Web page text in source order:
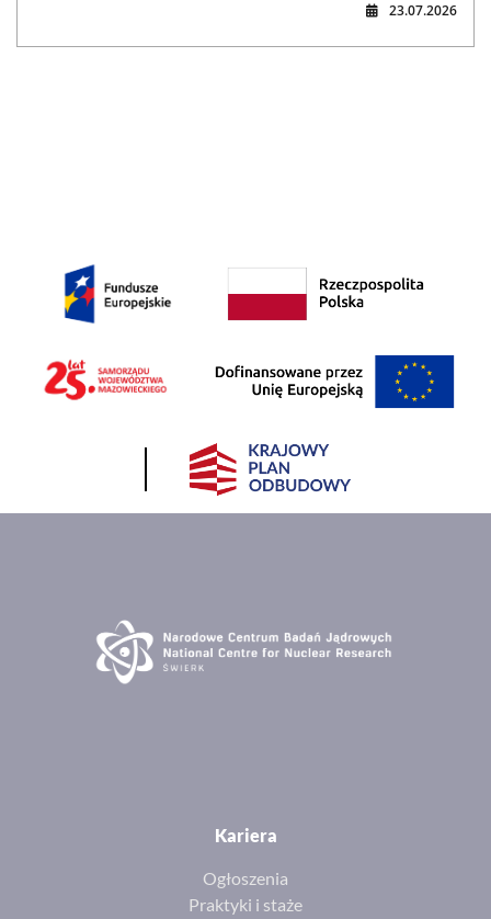
23.07.2026
Kariera
Ogłoszenia
Praktyki i staże